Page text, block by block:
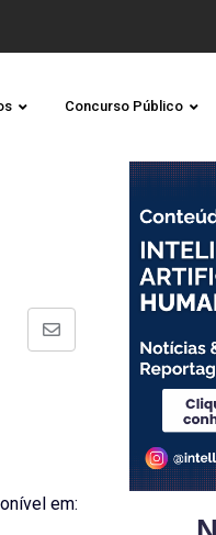
Concurso Público
Share
em: